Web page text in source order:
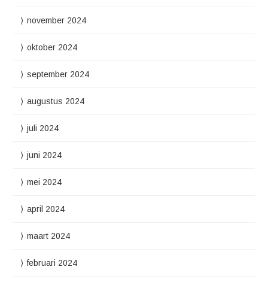
november 2024
oktober 2024
september 2024
augustus 2024
juli 2024
juni 2024
mei 2024
april 2024
maart 2024
februari 2024